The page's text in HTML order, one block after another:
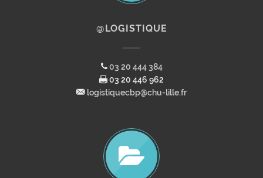
@LOGISTIQUE
03 20 444 384
03 20 446 962
logistiquecbp@chu-lille.fr